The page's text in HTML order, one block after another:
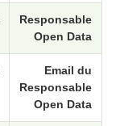
Responsable
Open Data
Email du
Responsable
Open Data